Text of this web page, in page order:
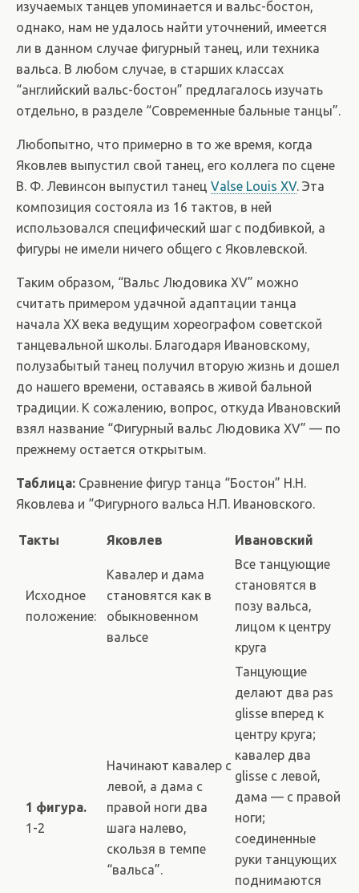
изучаемых танцев упоминается и вальс-бостон,
однако, нам не удалось найти уточнений, имеется
ли в данном случае фигурный танец, или техника
вальса. В любом случае, в старших классах
“английский вальс-бостон” предлагалось изучать
отдельно, в разделе “Современные бальные танцы”.
Любопытно, что примерно в то же время, когда
Яковлев выпустил свой танец, его коллега по сцене
В. Ф. Левинсон выпустил танец Valse Louis XV. Эта
композиция состояла из 16 тактов, в ней
использовался специфический шаг с подбивкой, а
фигуры не имели ничего общего с Яковлевской.
Таким образом, “Вальс Людовика XV” можно
считать примером удачной адаптации танца
начала XX века ведущим хореографом советской
танцевальной школы. Благодаря Ивановскому,
полузабытый танец получил вторую жизнь и дошел
до нашего времени, оставаясь в живой бальной
традиции. К сожалению, вопрос, откуда Ивановский
взял название “Фигурный вальс Людовика XV” — по
прежнему остается открытым.
Таблица: Сравнение фигур танца “Бостон” Н.Н.
Яковлева и “Фигурного вальса Н.П. Ивановского.
Такты Яковлев Ивановский
Исходное
положение:
Кавалер и дама
становятся как в
обыкновенном
вальсе
Все танцующие
становятся в
позу вальса,
лицом к центру
круга
1 фигура.
1-2
Начинают кавалер с
левой, а дама с
правой ноги два
шага налево,
скользя в темпе
“вальса”.
Танцующие
делают два pas
glisse вперед к
центру круга;
кавалер два
glisse с левой,
дама — с правой
ноги;
соединенные
руки танцующих
поднимаются